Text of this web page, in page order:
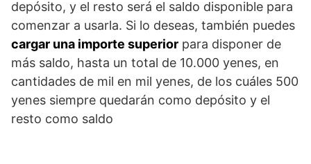
depósito, y el resto será el saldo disponible para
comenzar a usarla. Si lo deseas, también puedes
cargar una importe superior para disponer de
más saldo, hasta un total de 10.000 yenes, en
cantidades de mil en mil yenes, de los cuáles 500
yenes siempre quedarán como depósito y el
resto como saldo